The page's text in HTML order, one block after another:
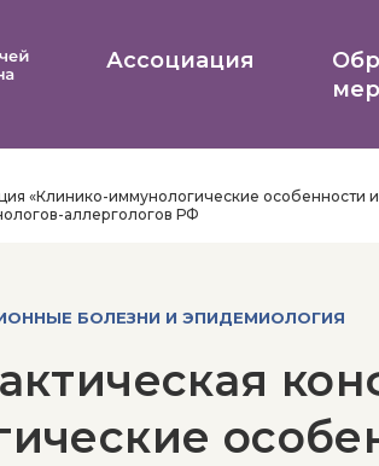
Ассоциация
«Клинико-иммунологические особенности
аллергологов РФ
БОЛЕЗНИ И ЭПИДЕМИОЛОГИЯ